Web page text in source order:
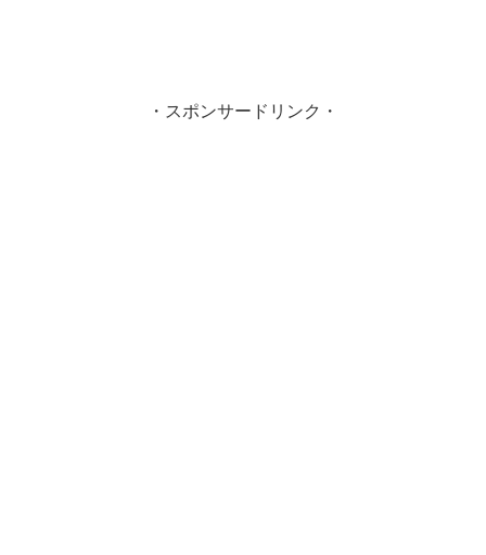
・スポンサードリンク・